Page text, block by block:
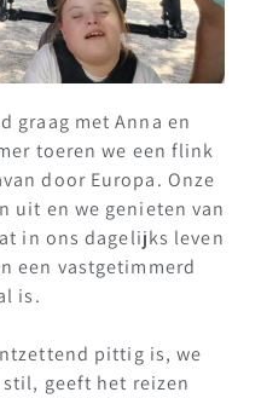
graag met Anna en
toeren we een flink
door Europa. Onze
uit en we genieten van
in ons dagelijks leven
een vastgetimmerd
is.
pittig is, we
geeft het reizen